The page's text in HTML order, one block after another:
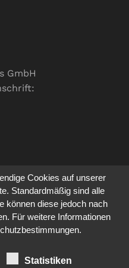
GmbH
Cookies auf unserer
Standardmäßig sind alle
können diese jedoch nach
Für weitere Informationen
Statistiken